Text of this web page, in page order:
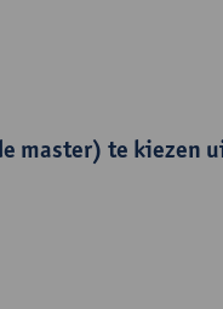
master) te kiezen